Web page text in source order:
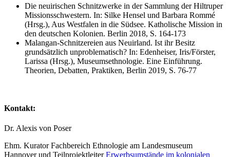
Die neuirischen Schnitzwerke in der Sammlung der Hiltruper
Missionsschwestern. In: Silke Hensel und Barbara Rommé
(Hrsg.), Aus Westfalen in die Südsee. Katholische Mission in
den deutschen Kolonien. Berlin 2018, S. 164-173
Malangan-Schnitzereien aus Neuirland. Ist ihr Besitz
grundsätzlich unproblematisch? In: Edenheiser, Iris/Förster,
Larissa (Hrsg.), Museumsethnologie. Eine Einführung.
Theorien, Debatten, Praktiken, Berlin 2019, S. 76-77
Kontakt:
Dr. Alexis von Poser
Ehm. Kurator Fachbereich Ethnologie am Landesmuseum
Hannover und TeilprojektleiterErwerbsumstände im kolonialen